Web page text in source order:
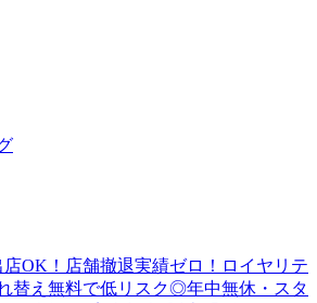
店OK！店舗撤退実績ゼロ！ロイヤリテ
替え無料で低リスク◎年中無休・スタ